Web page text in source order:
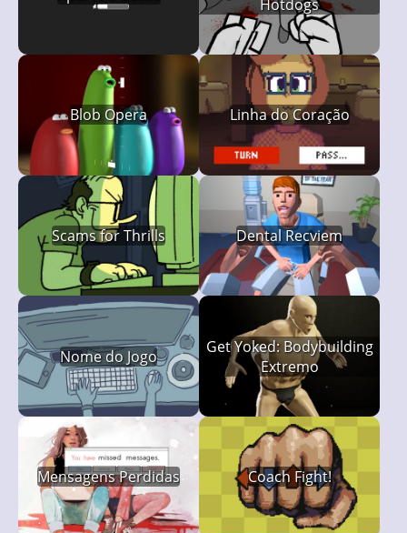
Hotdogs
Blob Opera Linha do Coração
Scams for Thrills Dental Recviem
Nome do Jogo
Get Yoked: Bodybuilding
Extremo
Mensagens Perdidas Coach Fight!